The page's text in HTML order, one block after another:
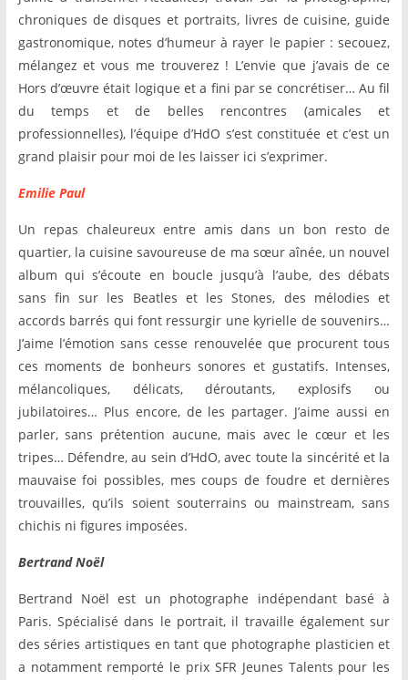
chroniques de disques et portraits, livres de cuisine, guide
gastronomique, notes d’humeur à rayer le papier : secouez,
mélangez et vous me trouverez ! L’envie que j’avais de ce
Hors d’œuvre était logique et a fini par se concrétiser… Au fil
du temps et de belles rencontres (amicales et
professionnelles), l’équipe d’HdO s’est constituée et c’est un
grand plaisir pour moi de les laisser ici s’exprimer.
Emilie Paul
Un repas chaleureux entre amis dans un bon resto de
quartier, la cuisine savoureuse de ma sœur aînée, un nouvel
album qui s’écoute en boucle jusqu’à l’aube, des débats
sans fin sur les Beatles et les Stones, des mélodies et
accords barrés qui font ressurgir une kyrielle de souvenirs…
J’aime l’émotion sans cesse renouvelée que procurent tous
ces moments de bonheurs sonores et gustatifs. Intenses,
mélancoliques, délicats, déroutants, explosifs ou
jubilatoires… Plus encore, de les partager. J’aime aussi en
parler, sans prétention aucune, mais avec le cœur et les
tripes… Défendre, au sein d’HdO, avec toute la sincérité et la
mauvaise foi possibles, mes coups de foudre et dernières
trouvailles, qu’ils soient souterrains ou mainstream, sans
chichis ni figures imposées.
Bertrand Noël
Bertrand Noël est un photographe indépendant basé à
Paris. Spécialisé dans le portrait, il travaille également sur
des séries artistiques en tant que photographe plasticien et
a notamment remporté le prix SFR Jeunes Talents pour les